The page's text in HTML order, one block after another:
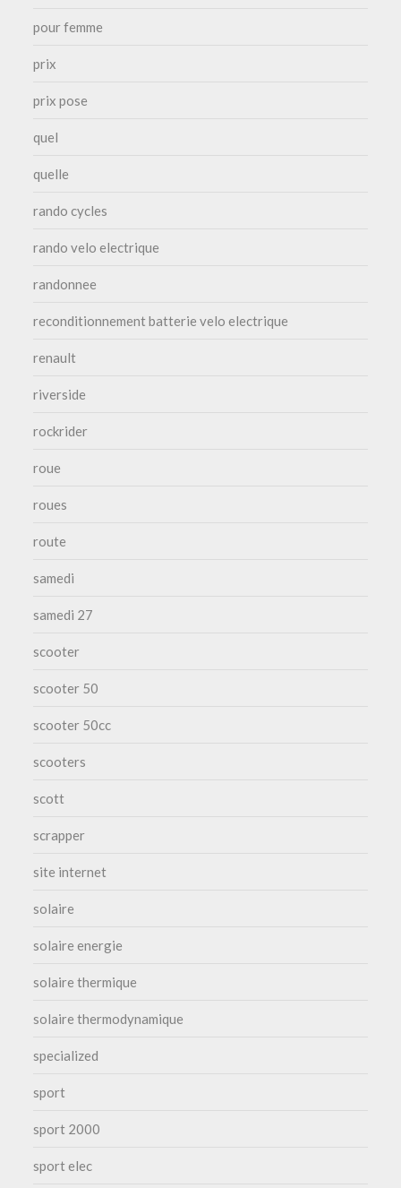
pour femme
prix
prix pose
quel
quelle
rando cycles
rando velo electrique
randonnee
reconditionnement batterie velo electrique
renault
riverside
rockrider
roue
roues
route
samedi
samedi 27
scooter
scooter 50
scooter 50cc
scooters
scott
scrapper
site internet
solaire
solaire energie
solaire thermique
solaire thermodynamique
specialized
sport
sport 2000
sport elec